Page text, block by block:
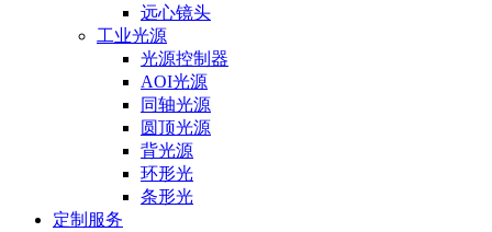
远心镜头
工业光源
光源控制器
AOI光源
同轴光源
圆顶光源
背光源
环形光
条形光
定制服务